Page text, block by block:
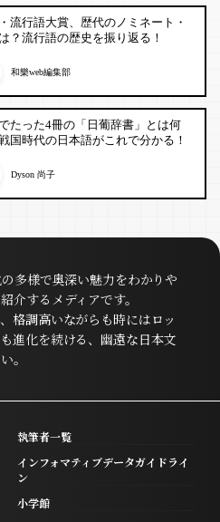
流行語大賞、歴代のノミネート・
？流行語の歴史を振り返る！
和樂web編集部
たった4冊の「日葡辞書」とは何
国時代の日本語がこれで分かる！
Dyson 尚子
多様で奥深い魅力をわかりや
介するメディアです。
格調高いながらも時にはロッ
進化を続ける、幽遠な日本文
。
執筆者一覧
インフォマティブデータガイドライ
ン
小学館